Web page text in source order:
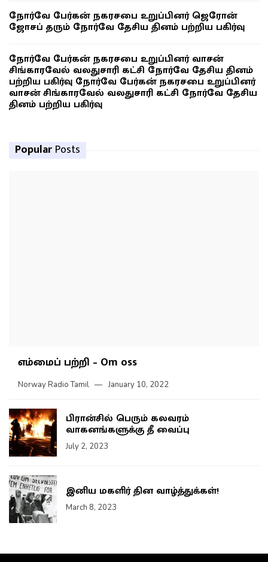
நோர்வே பேர்கன் நகரசபை உறுப்பினர் ஜெரோன்
ஜோசப் தரும் நோர்வே தேசிய தினம் பற்றிய பகிர்வு
நோர்வே பேர்கன் நகரசபை உறுப்பினர் வாசன்
சிங்காரவேல் வலதுசாரி கட்சி நோர்வே தேசிய தினம்
பற்றிய பகிர்வு நோர்வே பேர்கன் நகரசபை உறுப்பினர்
வாசன் சிங்காரவேல் வலதுசாரி கட்சி நோர்வே தேசிய
தினம் பற்றிய பகிர்வு
Popular Posts
எம்மைப் பற்றி – Om oss
Norway Radio Tamil January 10, 2022
பிரான்சில் பெரும் கலவரம்
வாகனங்களுக்கு தீ வைப்பு
July 2, 2023
இனிய மகளிர் தின வாழ்த்துக்கள்!
March 8, 2023